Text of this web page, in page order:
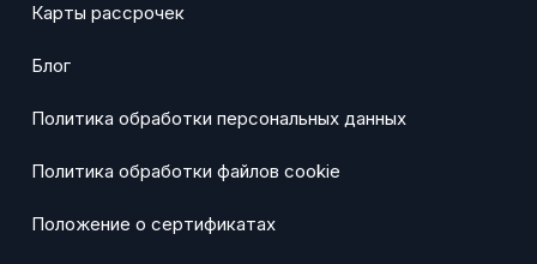
Карты рассрочек
Блог
Политика обработки персональных данных
Политика обработки файлов cookie
Положение о сертификатах